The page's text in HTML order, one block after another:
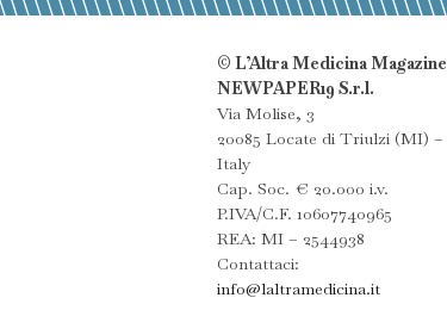
© L’Altra Medicina Magazine
NEWPAPER19 S.r.l.
Via Molise, 3
20085 Locate di Triulzi (MI) –
Italy
Cap. Soc. € 20.000 i.v.
P.IVA/C.F. 10607740965
REA: MI – 2544938
Contattaci:
info@laltramedicina.it